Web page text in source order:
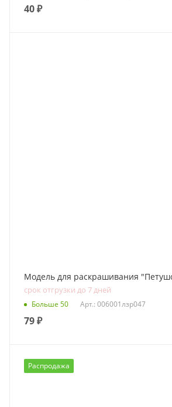
40₽
Модель для раскрашивания
срок отгрузки до 7 дней
Больше 50 Арт.: 006001лзр047
79₽
Распродажа